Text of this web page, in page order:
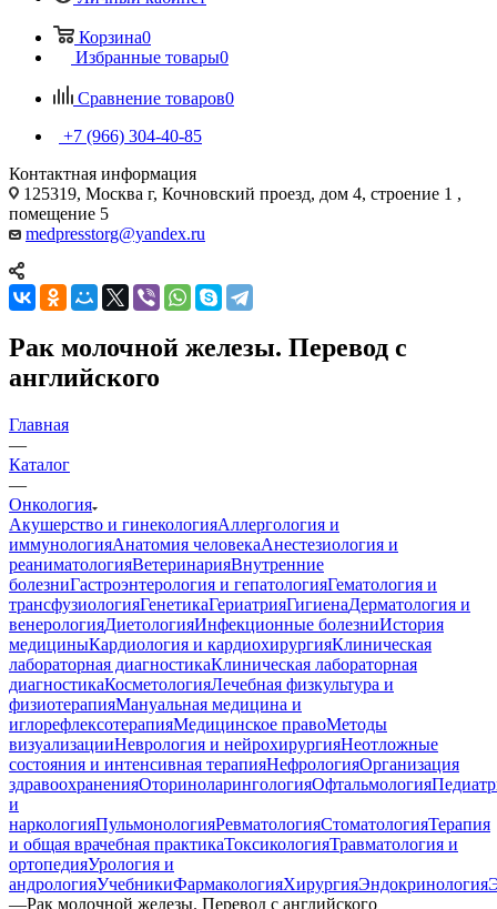
Корзина0
Избранные товары0
Сравнение товаров0
+7 (966) 304-40-85
Контактная информация
125319, Москва г, Кочновский проезд, дом 4, строение 1 ,
помещение 5
medpresstorg@yandex.ru
Рак молочной железы. Перевод с
английского
Главная
—
Каталог
—
Онкология
Акушерство и гинекологияАллергология и
иммунологияАнатомия человекаАнестезиология и
реаниматологияВетеринарияВнутренние
болезниГастроэнтерология и гепатологияГематология и
трансфузиологияГенетикаГериатрияГигиенаДерматология и
венерологияДиетологияИнфекционные болезниИстория
медициныКардиология и кардиохирургияКлиническая
лабораторная диагностикаКлиническая лабораторная
диагностикаКосметологияЛечебная физкультура и
физиотерапияМануальная медицина и
иглорефлексотерапияМедицинское правоМетоды
визуализацииНеврология и нейрохирургияНеотложные
состояния и интенсивная терапияНефрологияОрганизация
здравоохраненияОториноларингологияОфтальмология
и
наркологияПульмонологияРевматологияСтоматологияТерапия
и общая врачебная практикаТоксикологияТравматология и
ортопедияУрология и
андрологияУчебникиФармакологияХирургияЭндокринология
—Рак молочной железы. Перевод с английского